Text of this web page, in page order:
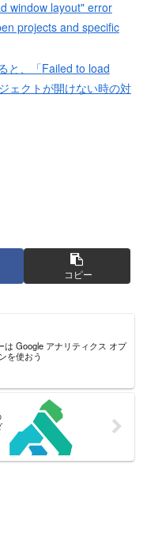
window layout" error
projects and specific
と、「Failed to load
ェクトが開けない時の対
コピー
は Google アナリティクス オプ
を使おう